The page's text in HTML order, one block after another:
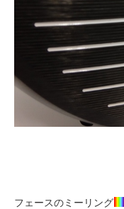
フェースのミーリング